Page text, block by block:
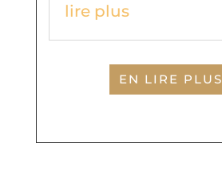
lire plus
EN LIRE PLUS